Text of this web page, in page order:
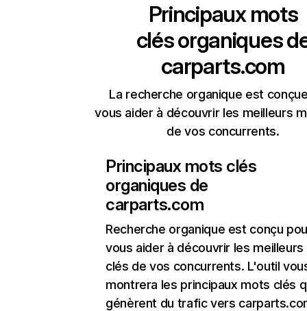
Principaux mots
clés organiques
carparts.com
La recherche organique est
vous aider à découvrir les meilleurs
de vos concurrents.
Principaux mots clés
organiques de
carparts.com
Recherche organique est conçu
vous aider à découvrir les
clés de vos concurrents. L'outil
montrera les principaux mots clés
génèrent du trafic vers